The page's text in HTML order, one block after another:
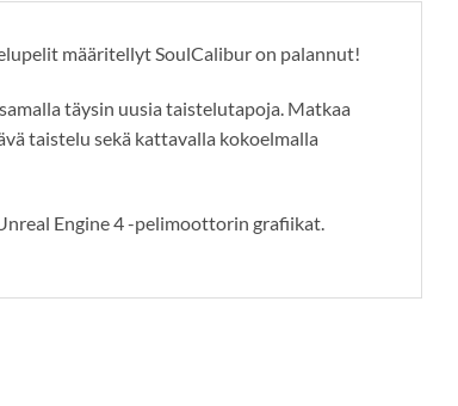
määritellyt SoulCalibur on palannut!
täysin uusia taistelutapoja. Matkaa
taistelu sekä kattavalla kokoelmalla
Engine 4 -pelimoottorin grafiikat.